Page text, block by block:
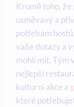
Kromě toho,
usměvavý a
potřebám
vaše dotazy a
mohli mít. Tým
nejlepší
kulturní akce a
které